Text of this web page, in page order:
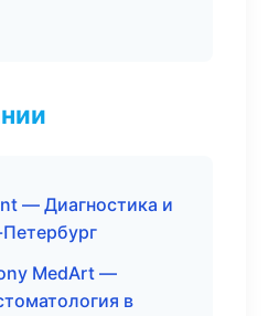
— Диагностика и
Петербург
MedArt —
в